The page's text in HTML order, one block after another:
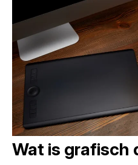
Wat is grafisch